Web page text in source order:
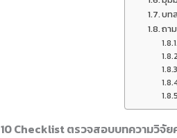
บท
ถา
10 Checklist ตรวจสอบบทความวิ